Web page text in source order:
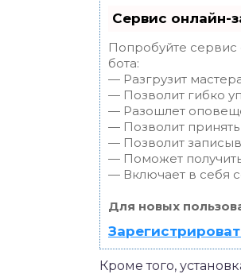
Сервис онлайн-
Попробуйте сервис
бота:
— Разгрузит
— Позволит гибко
— Разошлет
— Позволит принять
— Позволит
— Поможет
— Включает в себя
Для новых
Кроме того,